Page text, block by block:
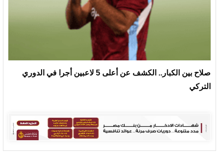
صلاح بين الكبار.. الكشف عن أعلى 5 لاعبين أجرا في الدوري
التركي